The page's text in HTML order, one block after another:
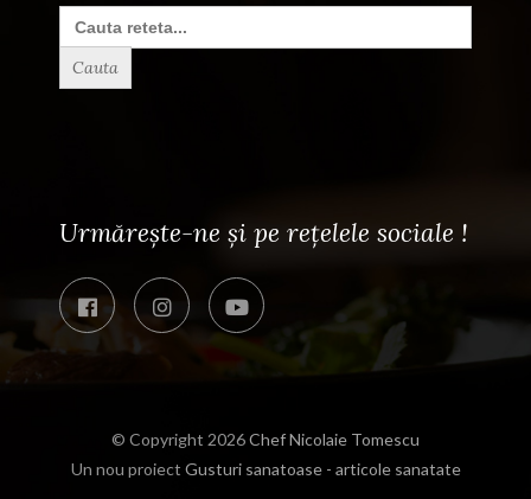
Search
for:
Urmărește-ne și pe rețelele sociale !
© Copyright 2026Chef Nicolaie Tomescu
Un nou proiect Gusturi sanatoase - articole sanatate